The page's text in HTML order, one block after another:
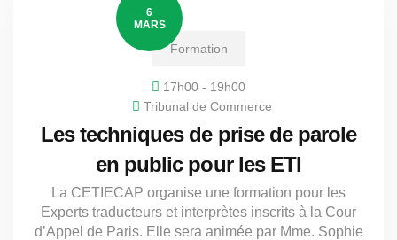
6
MARS
Formation
17h00 - 19h00
Tribunal de Commerce
Les techniques de prise de parole
en public pour les ETI
La CETIECAP organise une formation pour les
Experts traducteurs et interprètes inscrits à la Cour
d’Appel de Paris. Elle sera animée par Mme. Sophie